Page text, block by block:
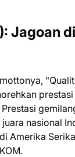
Jagoan
nasional
Amerika